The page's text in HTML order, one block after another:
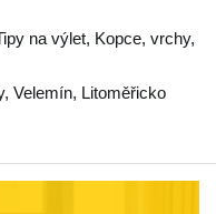
na výlet, Kopce, vrchy,
, Velemín, Litoměřicko